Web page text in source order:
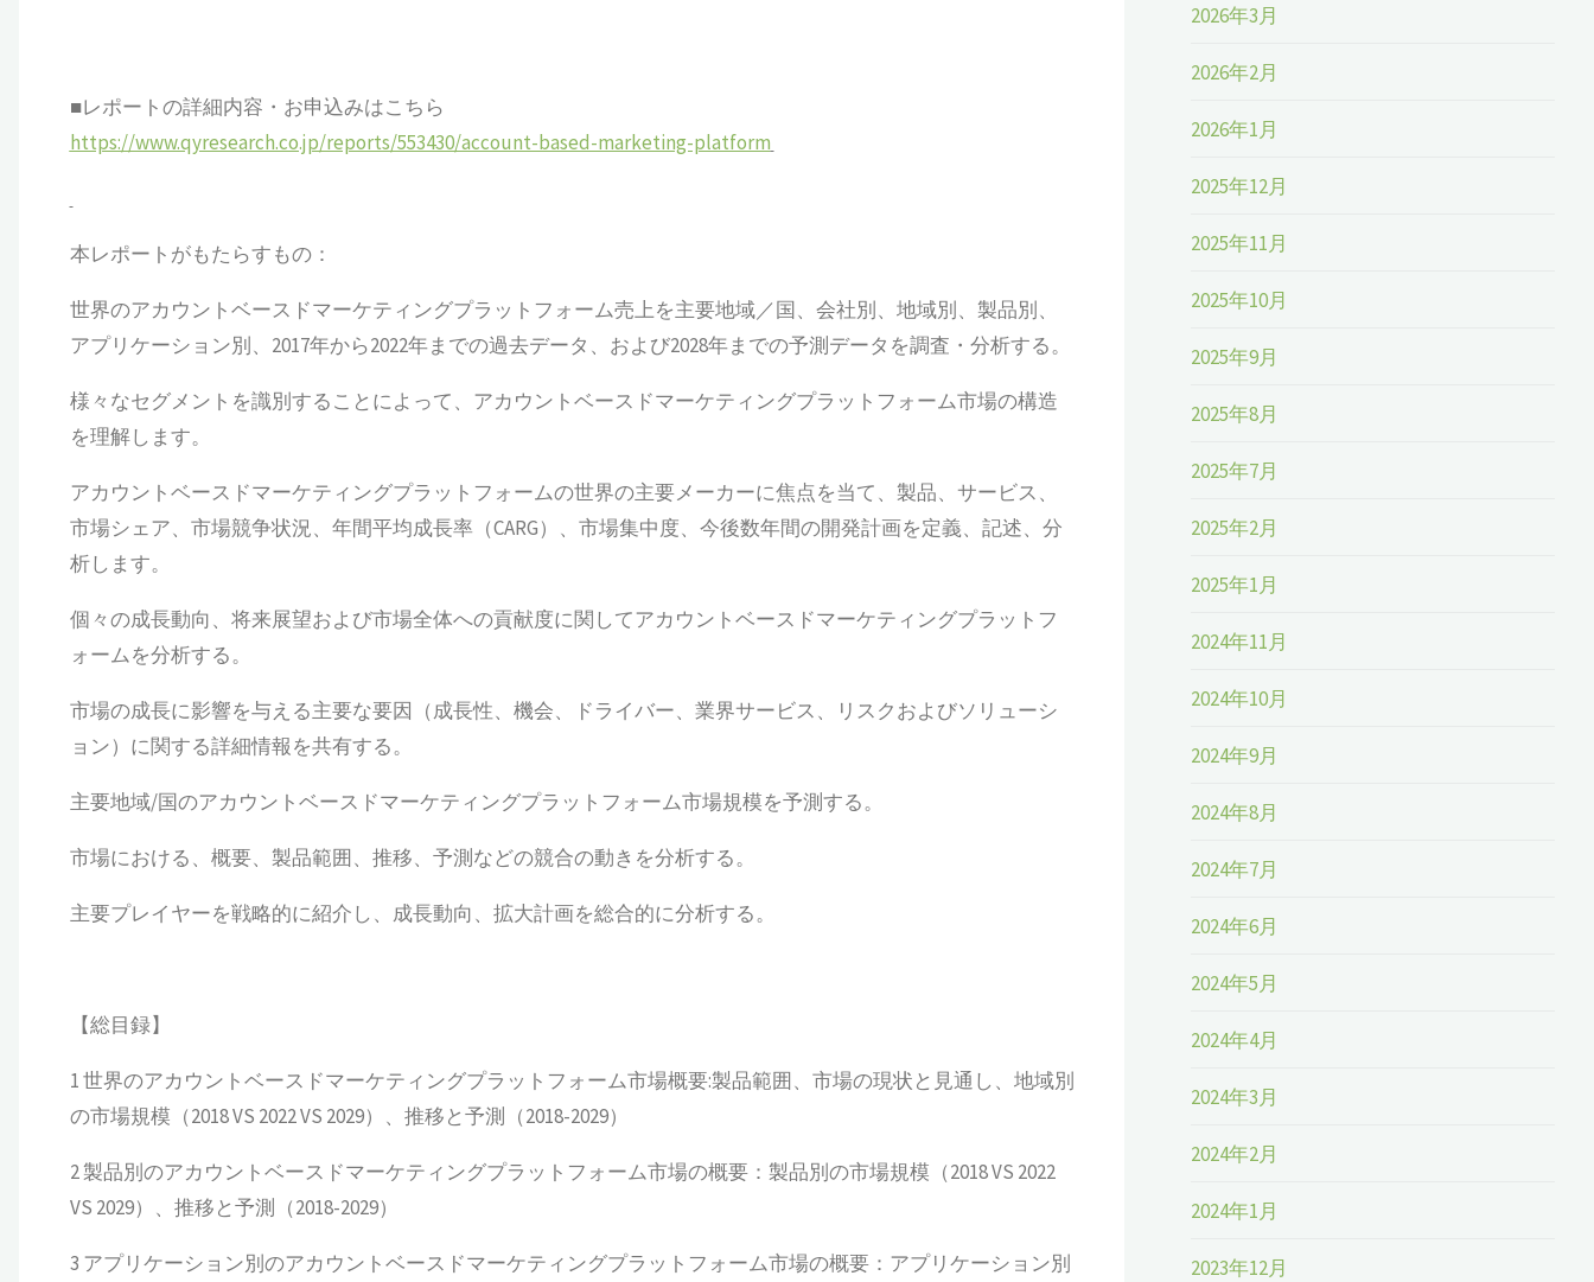
■レポートの詳細内容・お申込みはこちら
https://www.qyresearch.co.jp/reports/553430/account-based-marketing-platform
本レポートがもたらすもの：
世界のアカウントベースドマーケティングプラットフォーム売上を主要地域／国、会社別、地域別、製品別、
アプリケーション別、2017年から2022年までの過去データ、および2028年までの予測データを調査・分析する。
様々なセグメントを識別することによって、アカウントベースドマーケティングプラットフォーム市場の構造
を理解します。
アカウントベースドマーケティングプラットフォームの世界の主要メーカーに焦点を当て、製品、サービス、
市場シェア、市場競争状況、年間平均成長率（CARG）、市場集中度、今後数年間の開発計画を定義、記述、分
析します。
個々の成長動向、将来展望および市場全体への貢献度に関してアカウントベースドマーケティングプラットフ
ォームを分析する。
市場の成長に影響を与える主要な要因（成長性、機会、ドライバー、業界サービス、リスクおよびソリューシ
ョン）に関する詳細情報を共有する。
主要地域/国のアカウントベースドマーケティングプラットフォーム市場規模を予測する。
市場における、概要、製品範囲、推移、予測などの競合の動きを分析する。
主要プレイヤーを戦略的に紹介し、成長動向、拡大計画を総合的に分析する。
【総目録】
1 世界のアカウントベースドマーケティングプラットフォーム市場概要:製品範囲、市場の現状と見通し、地域別
の市場規模（2018 VS 2022 VS 2029）、推移と予測（2018-2029）
2 製品別のアカウントベースドマーケティングプラットフォーム市場の概要：製品別の市場規模（2018 VS 2022
VS 2029）、推移と予測（2018-2029）
3 アプリケーション別のアカウントベースドマーケティングプラットフォーム市場の概要：アプリケーション別
2026年3月
2026年2月
2026年1月
2025年12月
2025年11月
2025年10月
2025年9月
2025年8月
2025年7月
2025年2月
2025年1月
2024年11月
2024年10月
2024年9月
2024年8月
2024年7月
2024年6月
2024年5月
2024年4月
2024年3月
2024年2月
2024年1月
2023年12月